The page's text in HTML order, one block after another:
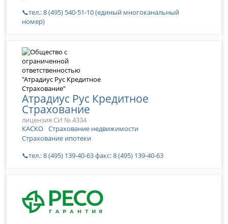
📞тел.: 8 (495) 540-51-10 (единый многоканальный
номер)
Атрадиус Рус Кредитное
Страхование
лицензия СИ № 4334
КАСКО Страхование недвижимости
Страхование ипотеки
📞тел.: 8 (495) 139-40-63 факс: 8 (495) 139-40-63